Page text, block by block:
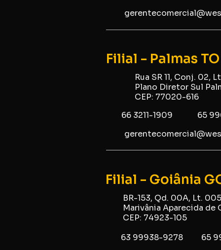
Filial - Palmas TO
Rua SR 11, Conj. 02,
Plano Diretor Sul
CEP: 77020-616
66 3211-1909
65
Filial - Goiânia
BR-153, Qd. 00A, Lt.
Marivânia Aparecida de
CEP: 74923-105
63 99938-9278
65